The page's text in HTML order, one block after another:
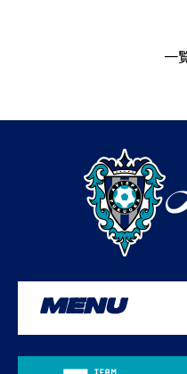
一
MENU